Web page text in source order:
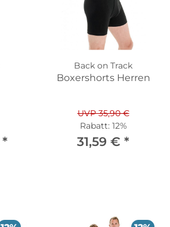
*
Back on Track
Boxershorts Herren
UVP 35,90 €
Rabatt: 12%
31,59 € *